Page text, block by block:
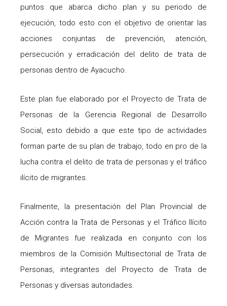
puntos que abarca dicho plan y su periodo de
ejecución, todo esto con el objetivo de orientar las
acciones conjuntas de prevención, atención,
persecución y erradicación del delito de trata de
personas dentro de Ayacucho.
Este plan fue elaborado por el Proyecto de Trata de
Personas de la Gerencia Regional de Desarrollo
Social, esto debido a que este tipo de actividades
forman parte de su plan de trabajo, todo en pro de la
lucha contra el delito de trata de personas y el tráfico
ilícito de migrantes.
Finalmente, la presentación del Plan Provincial de
Acción contra la Trata de Personas y el Tráfico Ilícito
de Migrantes fue realizada en conjunto con los
miembros de la Comisión Multisectorial de Trata de
Personas, integrantes del Proyecto de Trata de
Personas y diversas autoridades.